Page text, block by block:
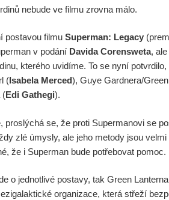
nebude ve filmu zrovna málo.
postavou filmu Superman: Legacy
v podání Davida Corensweta,
kterého uvidíme. To se nyní
(Isabela Merced), Guye Gardnera/
(Edi Gathegi).
proslýchá se, že proti Supermanovi se
zlé úmysly, ale jeho metody jsou
že i Superman bude potřebovat pomoc.
o jednotlivé postavy, tak Green
organizace, která střeží